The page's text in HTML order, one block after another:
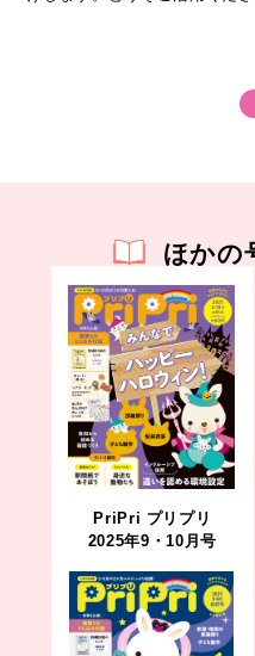
ほかの
PriPri プリプリ
2025年9・10月号